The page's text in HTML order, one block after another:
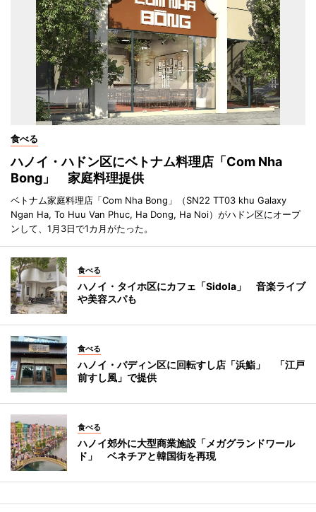
食べる
ハノイ・ハドン区にベトナム料理店「Com Nha
Bong」 家庭料理提供
ベトナム家庭料理店「Com Nha Bong」（SN22 TT03 khu Galaxy
Ngan Ha, To Huu Van Phuc, Ha Dong, Ha Noi）がハドン区にオープ
ンして、1月3日で1カ月がたった。
食べる
ハノイ・タイホ区にカフェ「Sidola」 音楽ライブ
や美容スパも
食べる
ハノイ・バディン区に回転すし店「浜鮨」 「江戸
前すし風」で提供
食べる
ハノイ郊外に大型商業施設「メガグランドワール
ド」 ベネチアと韓国街を再現